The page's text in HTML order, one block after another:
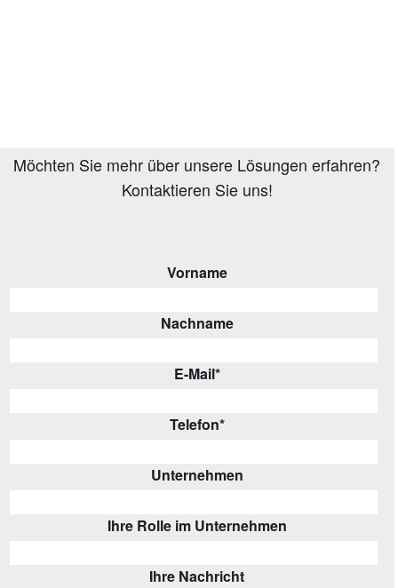
Möchten Sie mehr über unsere Lösungen erfahren?
Kontaktieren Sie uns!
Vorname
Nachname
E-Mail*
Telefon*
Unternehmen
Ihre Rolle im Unternehmen
Ihre Nachricht